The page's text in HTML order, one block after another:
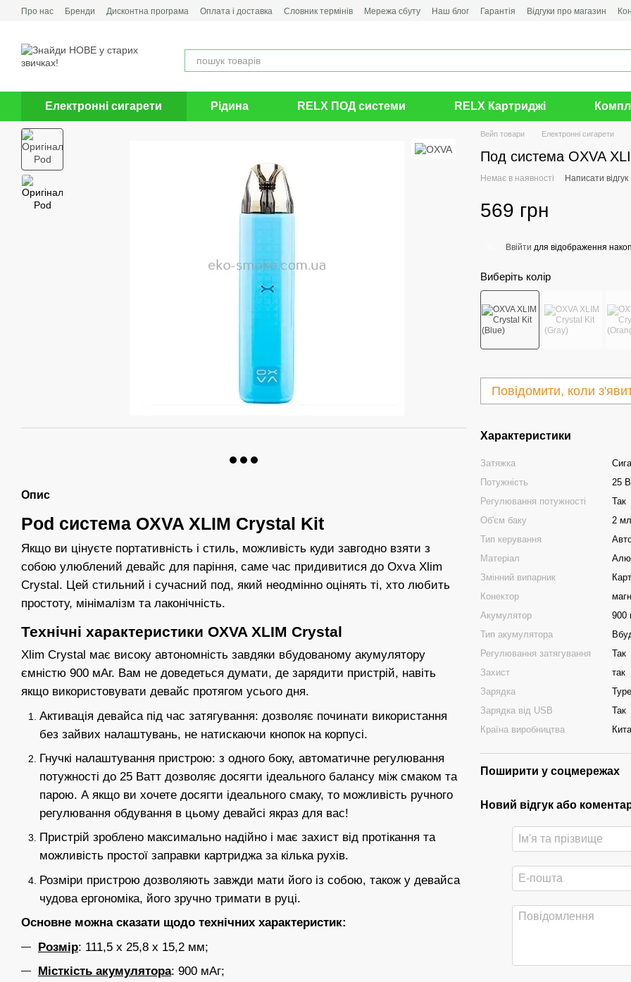
Перейти до основного контенту
Про нас Бренди Дисконтна програма Оплата і доставка Словник термінів Мережа сбуту Наш блог Гарантія Відгуки про магазин
Електронні сигарети Рідина RELX ПОД системи RELX Картриджі
Опис
Pod система OXVA XLIM Crystal Kit
Якщо ви цінуєте портативність і стиль, можливість куди завгодно взяти з
собою улюблений девайс для паріння, саме час придивитися до Оxva Xlim
Crystal. Цей стильний і сучасний под, який неодмінно оцінять ті, хто любить
простоту, мінімалізм та лаконічність.
Технічні характеристики OXVA XLIM Crystal
Xlim Crystal має високу автономність завдяки вбудованому акумулятору
ємністю 900 мАг. Вам не доведеться думати, де зарядити пристрій, навіть
якщо використовувати девайс протягом усього дня.
Активація девайса під час затягування: дозволяє починати використання
без зайвих налаштувань, не натискаючи кнопок на корпусі.
Гнучкі налаштування пристрою: з одного боку, автоматичне регулювання
потужності до 25 Ватт дозволяє досягти ідеального балансу між смаком та
парою. А якщо ви хочете досягти ідеального смаку, то можливість ручного
регулювання обдування в цьому девайсі якраз для вас!
Пристрій зроблено максимально надійно і має захист від протікання та
можливість простої заправки картриджа за кілька рухів.
Розміри пристрою дозволяють завжди мати його із собою, також у девайса
чудова ергономіка, його зручно тримати в руці.
Основне можна сказати щодо технічних характеристик:
Розмір: 111,5 x 25,8 x 15,2 мм;
Місткість акумулятора: 900 мАг;
Вейп товари Електронні сигарети
Под система OXVA
Немає в наявності Написати відгук
569 грн
Ввійти для відображення
Виберіть колір
Повідомити, коли
Характеристики
Затяжка
Потужність
25
Регулювання потужності
Так
Об'єм баку
2 мл
Тип керування
Матеріал
Змінний випарник
Конектор
Акумулятор
900
Тип акумулятора
Регулювання затягування
Так
Захист
так
Зарядка
Зарядка від USB
Так
Країна виробництва
Поширити у соцмережах
Новий відгук або